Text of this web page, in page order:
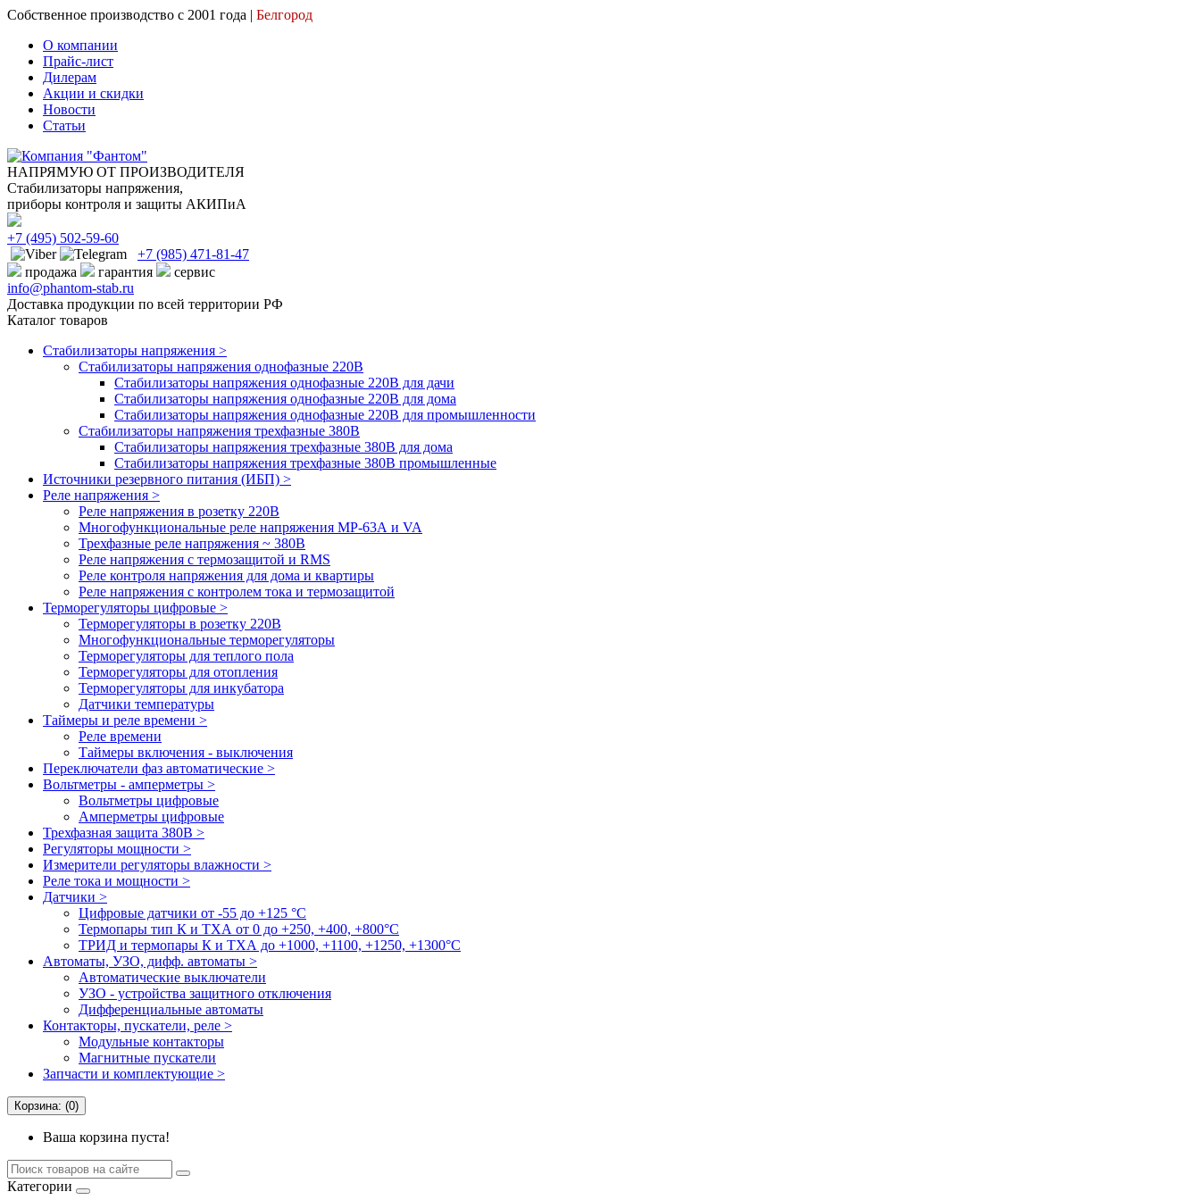
Собственное производство с 2001 года | Белгород
О компании
Прайс-лист
Дилерам
Акции и скидки
Новости
Статьи
НАПРЯМУЮ ОТ ПРОИЗВОДИТЕЛЯ
Стабилизаторы напряжения,
приборы контроля и защиты АКИПиА
+7 (495) 502-59-60
+7 (985) 471-81-47
продажа
гарантия
сервис
info@phantom-stab.ru
Доставка продукции по всей территории РФ
Каталог товаров
Стабилизаторы напряжения >
Cтабилизаторы напряжения однофазные 220В
Стабилизаторы напряжения однофазные 220В для дачи
Стабилизаторы напряжения однофазные 220В для дома
Стабилизаторы напряжения однофазные 220В для промышленности
Стабилизаторы напряжения трехфазные 380В
Cтабилизаторы напряжения трехфазные 380В для дома
Стабилизаторы напряжения трехфазные 380В промышленные
Источники резервного питания (ИБП) >
Реле напряжения >
Реле напряжения в розетку 220В
Многофункциональные реле напряжения МР-63А и VA
Трехфазные реле напряжения ~ 380В
Реле напряжения с термозащитой и RMS
Реле контроля напряжения для дома и квартиры
Реле напряжения с контролем тока и термозащитой
Терморегуляторы цифровые >
Терморегуляторы в розетку 220В
Многофункциональные терморегуляторы
Терморегуляторы для теплого пола
Терморегуляторы для отопления
Терморегуляторы для инкубатора
Датчики температуры
Таймеры и реле времени >
Реле времени
Таймеры включения - выключения
Переключатели фаз автоматические >
Вольтметры - амперметры >
Вольтметры цифровые
Амперметры цифровые
Трехфазная защита 380В >
Регуляторы мощности >
Измерители регуляторы влажности >
Реле тока и мощности >
Датчики >
Цифровые датчики от -55 до +125 °С
Термопары тип К и ТХА от 0 до +250, +400, +800°C
ТРИД и термопары К и ТХА до +1000, +1100, +1250, +1300°C
Автоматы, УЗО, дифф. автоматы >
Автоматические выключатели
УЗО - устройства защитного отключения
Дифференциальные автоматы
Контакторы, пускатели, реле >
Модульные контакторы
Магнитные пускатели
Запчасти и комплектующие >
Корзина: (0)
Ваша корзина пуста!
Категории